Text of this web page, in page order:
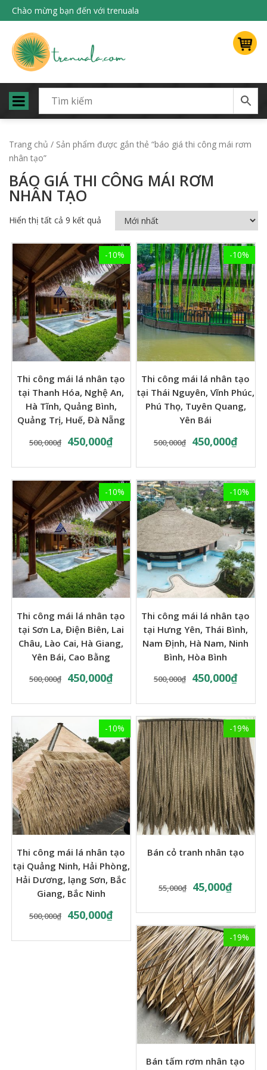
Chào mừng bạn đến với trenuala
Trang chủ / Sản phẩm được gắn thẻ “báo giá thi công mái rơm
nhân tạo”
BÁO GIÁ THI CÔNG MÁI RƠM
NHÂN TẠO
Hiển thị tất cả 9 kết quả
-10%
Thi công mái lá nhân tạo
tại Thanh Hóa, Nghệ An,
Hà Tĩnh, Quảng Bình,
Quảng Trị, Huế, Đà Nẵng
500,000₫ 450,000₫
-10%
Thi công mái lá nhân tạo
tại Thái Nguyên, Vĩnh Phúc,
Phú Thọ, Tuyên Quang,
Yên Bái
500,000₫ 450,000₫
-10%
Thi công mái lá nhân tạo
tại Sơn La, Điện Biên, Lai
Châu, Lào Cai, Hà Giang,
Yên Bái, Cao Bằng
500,000₫ 450,000₫
-10%
Thi công mái lá nhân tạo
tại Hưng Yên, Thái Bình,
Nam Định, Hà Nam, Ninh
Bình, Hòa Bình
500,000₫ 450,000₫
-10%
Thi công mái lá nhân tạo
tại Quảng Ninh, Hải Phòng,
Hải Dương, lạng Sơn, Bắc
Giang, Bắc Ninh
500,000₫ 450,000₫
-19%
Bán cỏ tranh nhân tạo
55,000₫ 45,000₫
-19%
Bán tấm rơm nhân tạo